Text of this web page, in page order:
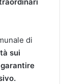
di
sui
garantire